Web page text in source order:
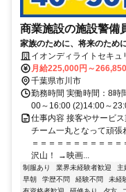
商業施設の施設警備
家族のために、将来のため
ゼロからの正社員デビュー”
イオンディライトセキ
月給225,000円～
千葉県市川市
勤務時間 実働時間：8時
00～16:00 (2)14:00～
仕事内容 接客やサービ
チーム一丸となって頑張
＝＝＝＝＝＝＝＝＝＝
沢山！ →映画...
制服あり 業界未経験者歓迎 主
早朝
学歴不問 経験不問 未経